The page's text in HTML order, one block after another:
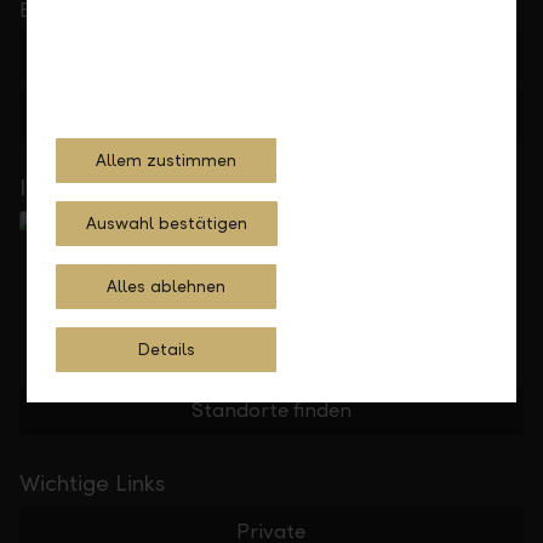
In Ihrer Nähe
Standorte finden
Wichtige Links
Private
Allem zustimmen
Auswahl bestätigen
Alles ablehnen
Details